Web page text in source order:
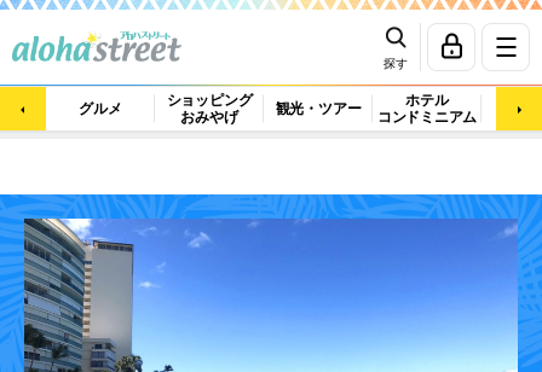
探す
グルメ
ショッピング
おみやげ
観光・ツアー
ホテル
コンドミニアム
マッ